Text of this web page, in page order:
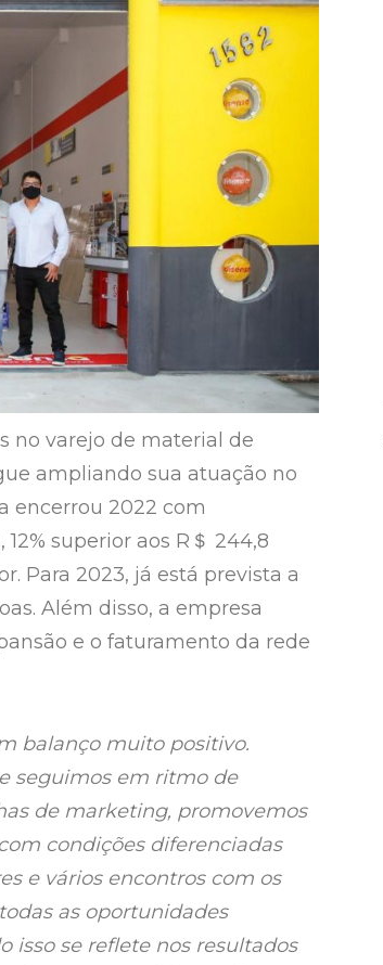
no varejo de material de
ampliando sua atuação no
encerrou 2022 com
superior aos R＄ 244,8
Para 2023, já está prevista a
Além disso, a empresa
e o faturamento da rede
balanço muito positivo.
seguimos em ritmo de
de marketing, promovemos
condições diferenciadas
e vários encontros com os
as oportunidades
isso se reflete nos resultados